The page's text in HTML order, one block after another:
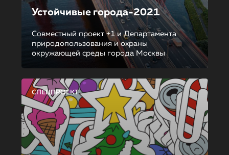
Устойчивые города-2021
Совместный проект +1 и Департамента
природопользования и охраны
окружающей среды города Москвы
СПЕЦПРОЕКТ